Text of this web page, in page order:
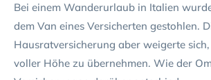
Bei einem Wanderurlaub in Italien
dem Van eines Versicherten gestohlen.
Hausratversicherung aber weigerte
voller Höhe zu übernehmen. Wie der